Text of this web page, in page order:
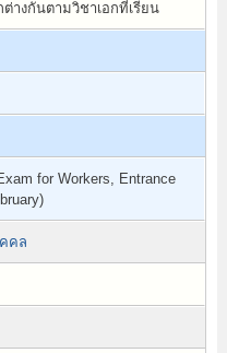
างกันตามวิชาเอกที่เรียน
for Workers, Entrance
คล